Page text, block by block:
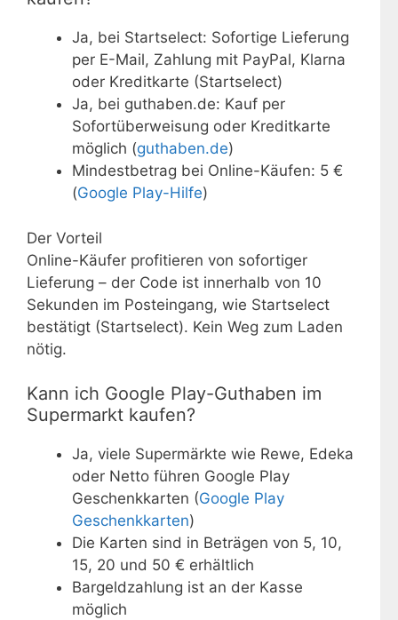
Ja, bei Startselect: Sofortige Lieferung
per E-Mail, Zahlung mit PayPal, Klarna
oder Kreditkarte (Startselect)
Ja, bei guthaben.de: Kauf per
Sofortüberweisung oder Kreditkarte
möglich (guthaben.de)
Mindestbetrag bei Online-Käufen: 5 €
(Google Play-Hilfe)
Der Vorteil
Online-Käufer profitieren von sofortiger
Lieferung – der Code ist innerhalb von 10
Sekunden im Posteingang, wie Startselect
bestätigt (Startselect). Kein Weg zum Laden
nötig.
Kann ich Google Play-Guthaben im
Supermarkt kaufen?
Ja, viele Supermärkte wie Rewe, Edeka
oder Netto führen Google Play
Geschenkkarten (Google Play
Geschenkkarten)
Die Karten sind in Beträgen von 5, 10,
15, 20 und 50 € erhältlich
Bargeldzahlung ist an der Kasse
möglich